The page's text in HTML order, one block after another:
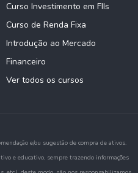
Curso Investimento em FIIs
Curso de Renda Fixa
Introdução ao Mercado
Financeiro
Ver todos os cursos
e/ou sugestão de compra de ativos.
e educativo, sempre trazendo informações